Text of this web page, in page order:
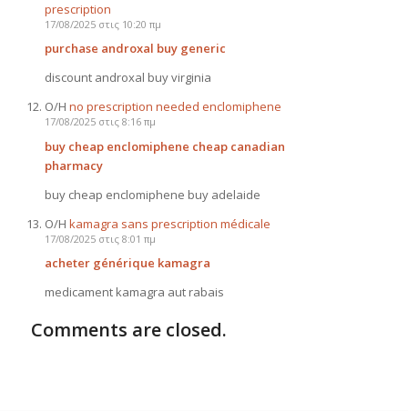
prescription
17/08/2025 στις 10:20 πμ
purchase androxal buy generic
discount androxal buy virginia
Ο/Η no prescription needed enclomiphene
17/08/2025 στις 8:16 πμ
buy cheap enclomiphene cheap canadian
pharmacy
buy cheap enclomiphene buy adelaide
Ο/Η kamagra sans prescription médicale
17/08/2025 στις 8:01 πμ
acheter générique kamagra
medicament kamagra aut rabais
Comments are closed.